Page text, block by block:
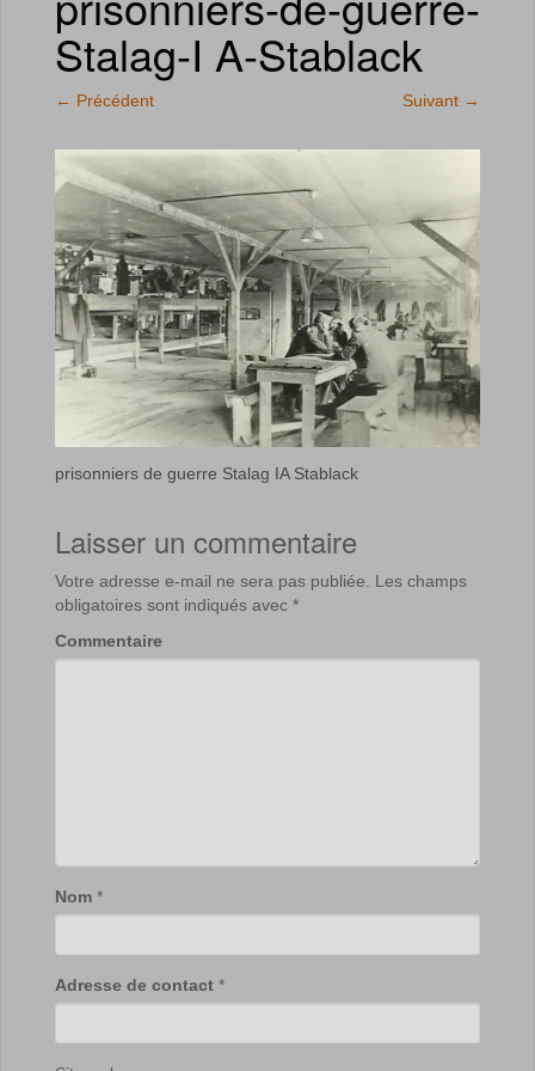
Stalag-I A-Stablack
← Précédent Suivant →
prisonniers de guerre Stalag IA Stablack
Laisser un commentaire
Votre adresse e-mail ne sera pas publiée.
Les champs
obligatoires sont indiqués avec *
Commentaire
Nom *
Adresse de contact *